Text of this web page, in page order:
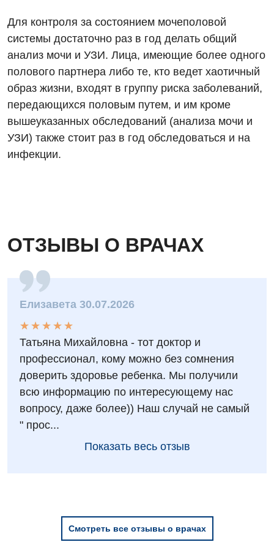
Онкологическое отделение
Ортопедия и травматология
Оториноларингология
Офтальмологическое отделение
Проктология
Пульмонология
Физиотерапия
Хирургическое отделение
Для детей
Детская аллергология
Детская гастроэнтерология
Детская гинекология
Детская дерматовенерология
Детская кардиоревматология
Детская оториноларингология
Для контроля за состоянием мочеполовой
системы достаточно раз в год делать общий
анализ мочи и УЗИ. Лица, имеющие более одного
полового партнера либо те, кто ведет хаотичный
образ жизни, входят в группу риска заболеваний,
передающихся половым путем, и им кроме
вышеуказанных обследований (анализа мочи и
УЗИ) также стоит раз в год обследоваться и на
инфекции.
ОТЗЫВЫ О ВРАЧАХ
Елизавета 30.07.2026
★
★
★
★
★
★ ★ ★ ★ ★
Татьяна Михайловна - тот доктор и
профессионал, кому можно без сомнения
доверить здоровье ребенка. Мы получили
всю информацию по интересующему нас
вопросу, даже более)) Наш случай не самый
" прос...
Показать весь отзыв
Смотреть все отзывы о врачах